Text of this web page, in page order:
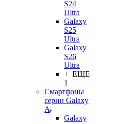
S24
Ultra
Galaxy
S25
Ultra
Galaxy
S26
Ultra
+ ЕЩЕ
1
Смартфоны
серии Galaxy
A
Galaxy